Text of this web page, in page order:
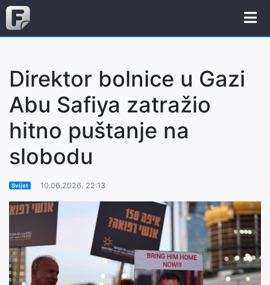
Direktor bolnice u Gazi
Abu Safiya zatražio
hitno puštanje na
slobodu
Svijet 10.06.2026. 22:13